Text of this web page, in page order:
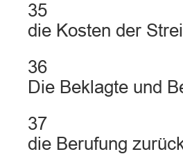
35
die Kosten der
36
Die Beklagte und
37
die Berufung